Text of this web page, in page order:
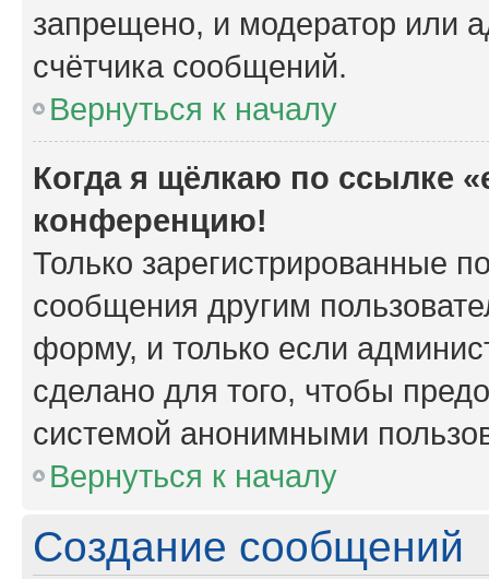
запрещено, и модератор или
счётчика сообщений.
Вернуться к началу
Когда я щёлкаю по ссылке
конференцию!
Только зарегистрированные
сообщения другим
форму, и только если
сделано для того, чтобы
системой анонимными
Вернуться к началу
Создание сообщений